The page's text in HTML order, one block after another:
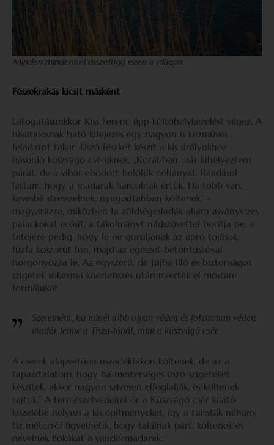
Minden mindennel összefügg ezen a világon
Fészekrakás kicsit másként
Látogatásunkkor Kiss Ferenc épp költőhelykezelést végez. A
hivatalosnak ható kifejezés egy nagyon is kézműves
feladatot takar. Úszó fészket készít a kis sirályokhoz
hasonló küszvágó cséreknek. „Korábban már kihelyeztem
párat, de a vihar elsodort belőlük néhányat. Ráadásul
láttam, hogy a madarak harcolnak értük. Ha több van,
kevésbé stresszelnek, nyugodtabban költenek” –
magyarázza, miközben fa zöldségesládák aljára ásványvizes
palackokat erősít, a tákolmányt nádszövettel borítja be, a
tetejére pedig, hogy le ne guruljanak az apró tojások,
fűzfa koszorút fon, majd az egészet betontuskóval
horgonyozza le. Az egyszerű, de tájba illő és biztonságos
szigetek sokévnyi kísérletezés után nyerték el mostani
formájukat.
Szeretném, ha minél több olyan védett és fokozottan védett
madár lenne a Tisza-tónál, mint a küszvágó csér.
A csérek alapvetően uszadékfákon költenek, de az a
tapasztalatom, hogy ha mesterséges úszó szigeteket
készítek, akkor nagyon szívesen elfoglalják, és költenek
rajtuk.” A természetvédelmi őr a Küszvágó csér kilátó
közelébe helyezi a kis építményeket, így a turisták néhány
tíz méterről figyelhetik, hogy találnak párt, költenek és
nevelnek fiókákat a vándormadarak.